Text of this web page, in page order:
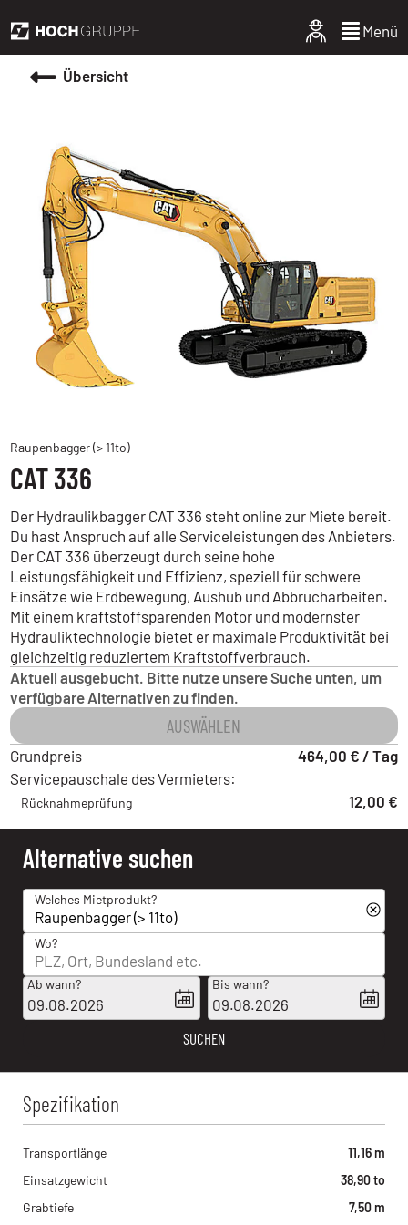
Menü
Übersicht
Raupenbagger (> 11to)
CAT 336
Der Hydraulikbagger CAT 336 steht online zur Miete bereit.
Du hast Anspruch auf alle Serviceleistungen des Anbieters.
Der CAT 336 überzeugt durch seine hohe
Leistungsfähigkeit und Effizienz, speziell für schwere
Einsätze wie Erdbewegung, Aushub und Abbrucharbeiten.
Mit einem kraftstoffsparenden Motor und modernster
Hydrauliktechnologie bietet er maximale Produktivität bei
gleichzeitig reduziertem Kraftstoffverbrauch.
Aktuell ausgebucht. Bitte nutze unsere Suche unten, um
verfügbare Alternativen zu finden.
AUSWÄHLEN
Grundpreis
464,00 € / Tag
Servicepauschale des Vermieters:
Rücknahmeprüfung 12,00 €
Alternative suchen
Welches Mietprodukt?
Wo?
Ab wann?
09.08.2026
Bis wann?
09.08.2026
SUCHEN
Spezifikation
Transportlänge
11,16 m
Einsatzgewicht
38,90 to
Grabtiefe
7,50 m